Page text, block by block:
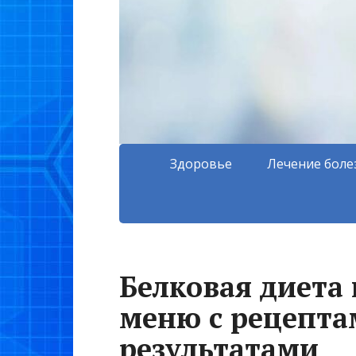
Здоровье Лечение
Белковая
меню с